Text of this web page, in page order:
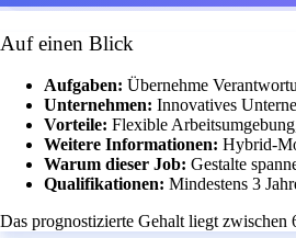
Auf einen Blick
Aufgaben: Übernehme
Unternehmen: Innovatives
Vorteile: Flexible
Weitere Informationen: Hybrid-
Warum dieser Job: Gestalte
Qualifikationen: Mindestens 3
Das prognostizierte Gehalt liegt zwischen